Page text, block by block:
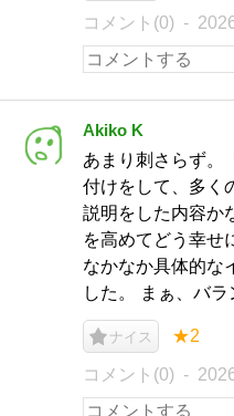
コメント(0)
Akiko K
あまり刺さらず。
付けをして、多く
説明をした内容か
を高めてどう幸せ
なかなか具体的な
した。 まぁ、バ
ナイス ★2
コメント(0)